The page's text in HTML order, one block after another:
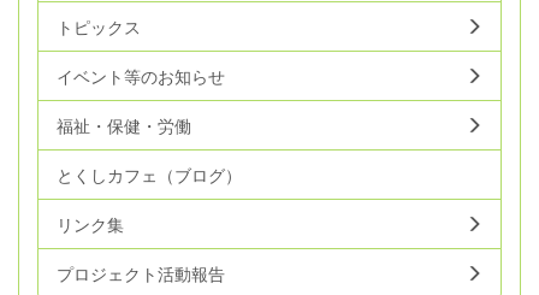
トピックス
イベント等のお知らせ
福祉・保健・労働
とくしカフェ（ブログ）
リンク集
プロジェクト活動報告